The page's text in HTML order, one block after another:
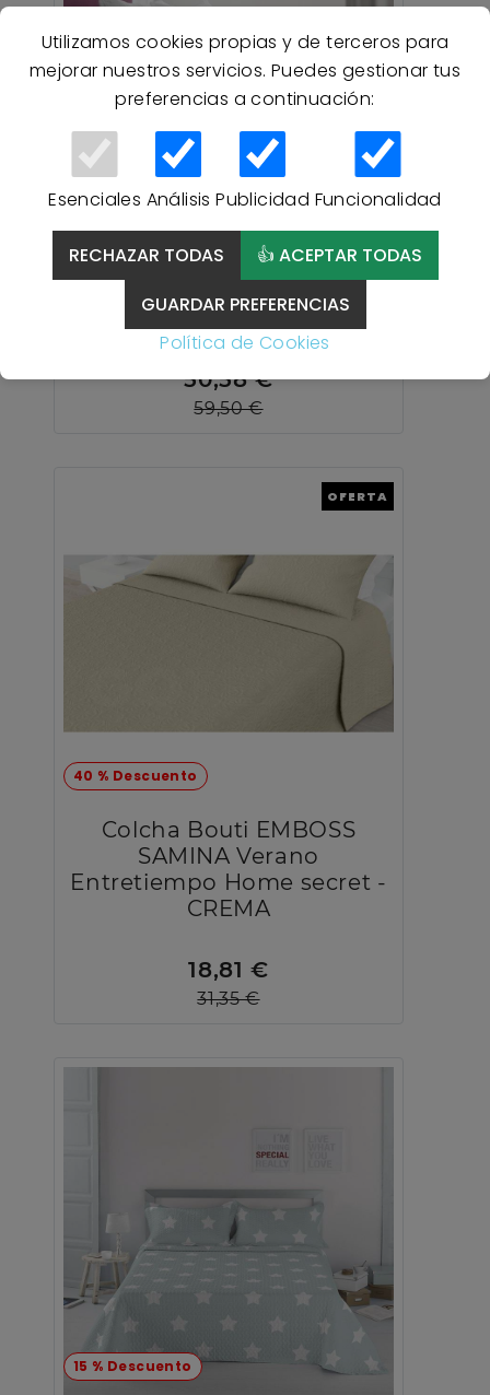
Utilizamos cookies propias y de terceros para
mejorar nuestros servicios. Puedes gestionar tus
preferencias a continuación:
Esenciales Análisis Publicidad Funcionalidad
RECHAZAR TODAS
👍 ACEPTAR TODAS
GUARDAR PREFERENCIAS
Política de Cookies
Colcha Verano 7628 ESLA
Atenas - BLANCO
50,58 €
59,50 €
40 % Descuento
OFERTA
Colcha Bouti EMBOSS
SAMINA Verano
Entretiempo Home secret -
CREMA
18,81 €
31,35 €
15 % Descuento